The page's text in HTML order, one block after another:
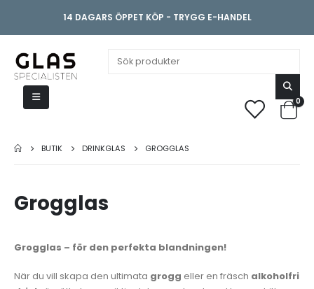
14 DAGARS ÖPPET KÖP - TRYGG E-HANDEL
0
BUTIK DRINKGLAS GROGGLAS
Grogglas
Grogglas – för den perfekta blandningen!
När du vill skapa den ultimata grogg eller en fräsch alkoholfri